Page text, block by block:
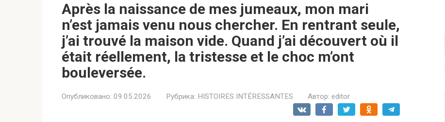
Après la naissance de mes jumeaux, mon mari
n’est jamais venu nous chercher. En rentrant seule,
j’ai trouvé la maison vide. Quand j’ai découvert où il
était réellement, la tristesse et le choc m’ont
bouleversée.
Опубликовано: 09.05.2026 Рубрика: HISTOIRES INTÉRESSANTES Автор: editor